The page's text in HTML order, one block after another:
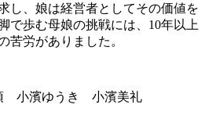
し、娘は経営者としてその価値を
で歩む母娘の挑戦には、10年以上
苦労がありました。